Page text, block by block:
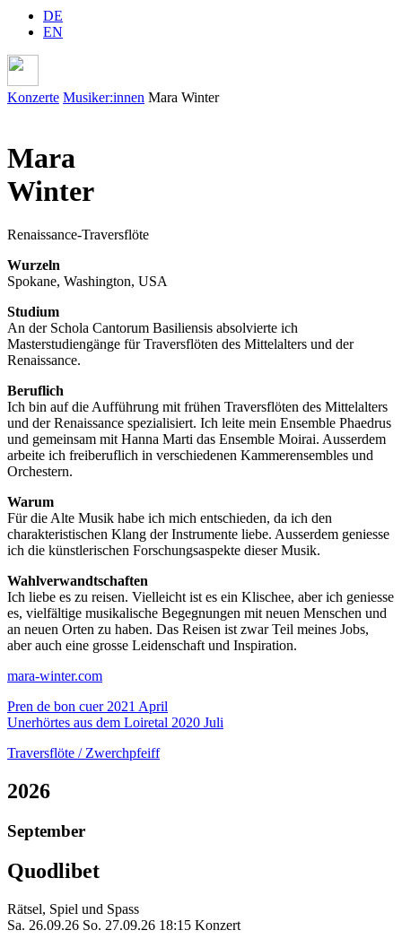
DE
EN
Konzerte Musiker:innen Mara Winter
Mara
Winter
Renaissance-Traversflöte
Wurzeln
Spokane, Washington, USA
Studium
An der Schola Cantorum Basiliensis absolvierte ich
Masterstudiengänge für Traversflöten des Mittelalters und der
Renaissance.
Beruflich
Ich bin auf die Aufführung mit frühen Traversflöten des Mittelalters
und der Renaissance spezialisiert. Ich leite mein Ensemble Phaedrus
und gemeinsam mit Hanna Marti das Ensemble Moirai. Ausserdem
arbeite ich freiberuflich in verschiedenen Kammerensembles und
Orchestern.
Warum
Für die Alte Musik habe ich mich entschieden, da ich den
charakteristischen Klang der Instrumente liebe. Ausserdem geniesse
ich die künstlerischen Forschungsaspekte dieser Musik.
Wahlverwandtschaften
Ich liebe es zu reisen. Vielleicht ist es ein Klischee, aber ich geniesse
es, vielfältige musikalische Begegnungen mit neuen Menschen und
an neuen Orten zu haben. Das Reisen ist zwar Teil meines Jobs,
aber auch eine grosse Leidenschaft und Inspiration.
mara-winter.com
Pren de bon cuer 2021 April
Unerhörtes aus dem Loiretal 2020 Juli
Traversflöte / Zwerchpfeiff
2026
September
Quodlibet
Rätsel, Spiel und Spass
Sa. 26.09.26 So. 27.09.26 18:15 Konzert